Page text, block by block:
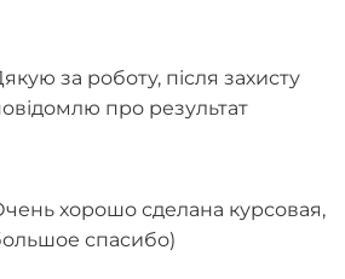
за роботу, після захисту
про результат
хорошо сделана курсовая,
спасибо)